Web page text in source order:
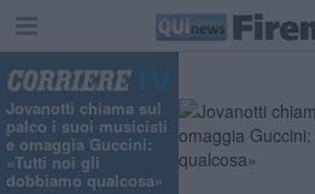
Jovanotti chiama sul
palco i suoi musicisti
e omaggia Guccini:
«Tutti noi gli
dobbiamo qualcosa»